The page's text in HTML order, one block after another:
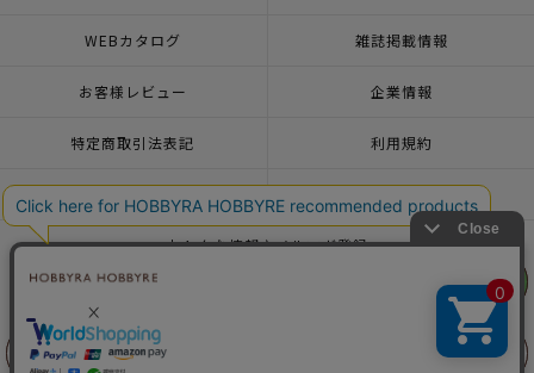
前に戻る
フェア
前に戻る
フェア
WEBカタログ 雑誌掲載情報
お客様レビュー 企業情報
特定商取引法表記 利用規約
一緒に働こう♪求人情報
おトクな情報♪メルマガ登録
© 2026 HOBBYRA HOBBYRE CORPORATION ALL Rights Reserved